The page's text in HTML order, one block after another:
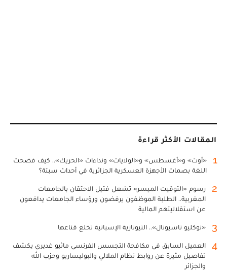
المقالات الأكثر قراءة
1
«أوت» و«أغسطس» و«الولايات» ونداءات «الحريك».. كيف فضحت
اللغة بصمات الأجهزة العسكرية الجزائرية في أحداث سبتة؟
2
رسوم «التوقيت الميسر» تشعل فتيل الاحتقان بالجامعات
المغربية.. الطلبة الموظفون يرفضون ورؤساء الجامعات يدافعون
عن استقلاليتهم المالية
3 «نوكليو ناسيونال».. النيونازية الإسبانية تخلع قناعها
4
العميل السابق في مكافحة التجسس الفرنسي ماثيو غديري يكشف
تفاصيل مثيرة عن روابط نظام الملالي والبوليساريو وحزب الله
والجزائر